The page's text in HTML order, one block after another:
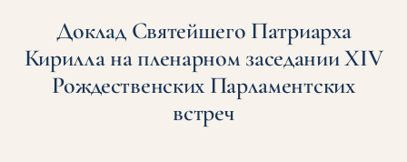
Доклад Святейшего Патриарха
Кирилла на пленарном заседании XIV
Рождественских Парламентских
встреч